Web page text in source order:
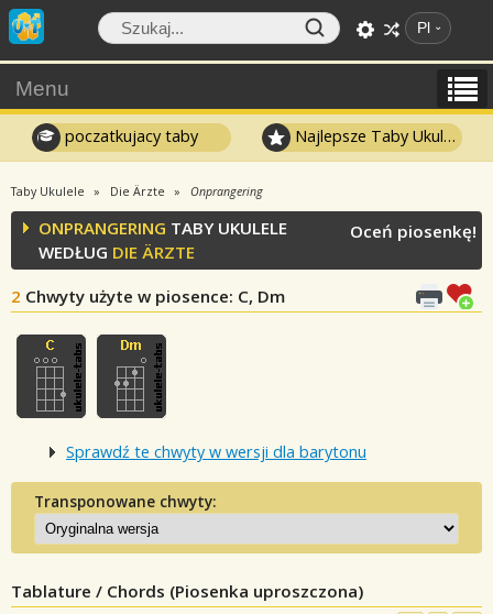
Pl
Menu
poczatkujacy taby Najlepsze Taby Ukulele
Taby Ukulele Die Ärzte Onprangering
ONPRANGERING TABY UKULELE
WEDŁUG DIE ÄRZTE
2 Chwyty użyte w piosence: C, Dm
Oceń piosenkę!
Sprawdź te chwyty w wersji dla barytonu
Transponowane chwyty:
Tablature / Chords (Piosenka uproszczona)